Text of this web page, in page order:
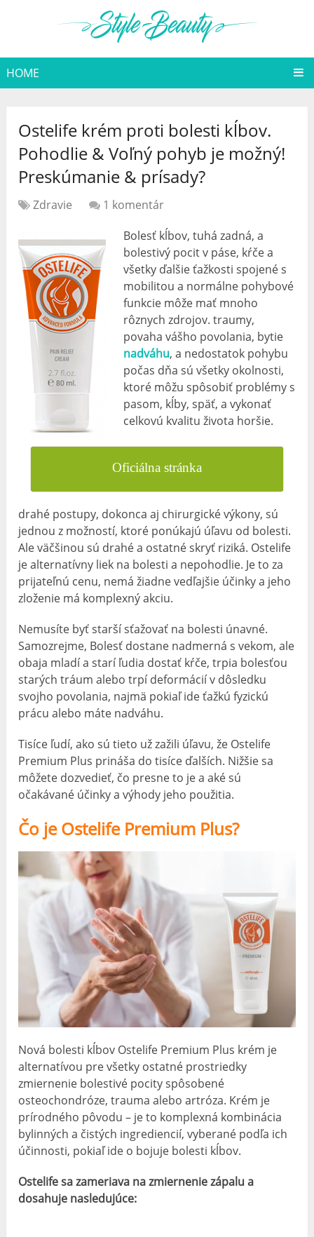
HOME
Ostelife krém proti bolesti kĺbov.
Pohodlie & Voľný pohyb je možný!
Preskúmanie & prísady?
Zdravie
1 komentár
Bolesť kĺbov, tuhá zadná, a
bolestivý pocit v páse, kŕče a
všetky ďalšie ťažkosti spojené s
mobilitou a normálne pohybové
funkcie môže mať mnoho
rôznych zdrojov. traumy,
povaha vášho povolania, bytie
nadváhu, a nedostatok pohybu
počas dňa sú všetky okolnosti,
ktoré môžu spôsobiť problémy s
pasom, kĺby, späť, a vykonať
celkovú kvalitu života horšie.
Oficiálna stránka
drahé postupy, dokonca aj chirurgické výkony, sú
jednou z možností, ktoré ponúkajú úľavu od bolesti.
Ale väčšinou sú drahé a ostatné skryť riziká. Ostelife
je alternatívny liek na bolesti a nepohodlie. Je to za
prijateľnú cenu, nemá žiadne vedľajšie účinky a jeho
zloženie má komplexný akciu.
Nemusíte byť starší sťažovať na bolesti únavné.
Samozrejme, Bolesť dostane nadmerná s vekom, ale
obaja mladí a starí ľudia dostať kŕče, trpia bolesťou
starých tráum alebo trpí deformácií v dôsledku
svojho povolania, najmä pokiaľ ide ťažkú ​​fyzickú
prácu alebo máte nadváhu.
Tisíce ľudí, ako sú tieto už zažili úľavu, že Ostelife
Premium Plus prináša do tisíce ďalších. Nižšie sa
môžete dozvedieť, čo presne to je a aké sú
očakávané účinky a výhody jeho použitia.
Čo je Ostelife Premium Plus?
Nová bolesti kĺbov Ostelife Premium Plus krém je
alternatívou pre všetky ostatné prostriedky
zmiernenie bolestivé pocity spôsobené
osteochondróze, trauma alebo artróza. Krém je
prírodného pôvodu – je to komplexná kombinácia
bylinných a čistých ingrediencií, vyberané podľa ich
účinnosti, pokiaľ ide o bojuje bolesti kĺbov.
Ostelife sa zameriava na zmiernenie zápalu a
dosahuje nasledujúce: